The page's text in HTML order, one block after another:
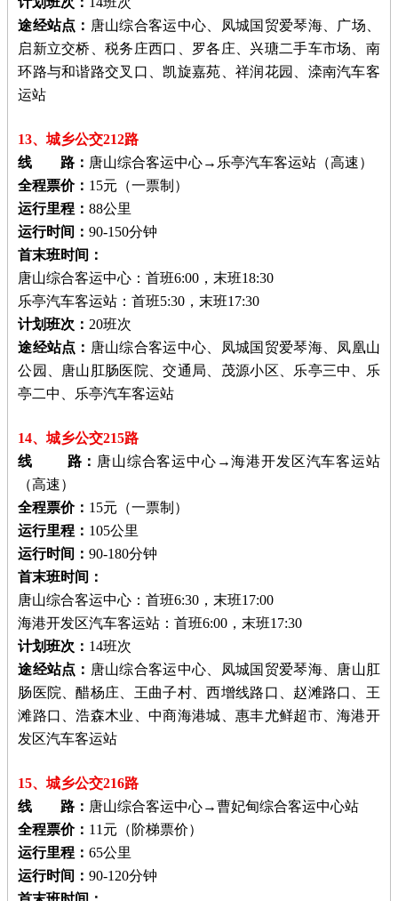
途经站点： 唐山综合客运中心、凤城国贸爱琴海、广场、
启新立交桥、税务庄西口、罗各庄、兴瑭二手车市场、南
环路与和谐路交叉口、凯旋嘉苑、祥润花园、滦南汽车客
运站
13、城乡公交212路
线 路： 唐山综合客运中心→乐亭汽车客运站（高速）
全程票价： 15元（一票制）
运行里程：88公里
运行时间：90-150分钟
首末班时间：
唐山综合客运中心：首班6:00，末班18:30
乐亭汽车客运站：首班5:30，末班17:30
计划班次：20班次
途经站点： 唐山综合客运中心、凤城国贸爱琴海、凤凰山
公园、唐山肛肠医院、交通局、茂源小区、乐亭三中、乐
亭二中、乐亭汽车客运站
14、城乡公交215路
线 路： 唐山综合客运中心→海港开发区汽车客运站
（高速）
全程票价： 15元（一票制）
运行里程： 105公里
运行时间：90-180分钟
首末班时间：
唐山综合客运中心：首班6:30，末班17:00
海港开发区汽车客运站：首班6:00，末班17:30
计划班次： 14班次
途经站点： 唐山综合客运中心、凤城国贸爱琴海、唐山肛
肠医院、醋杨庄、王曲子村、西增线路口、赵滩路口、王
滩路口、浩森木业、中商海港城、惠丰尤鲜超市、海港开
发区汽车客运站
15、城乡公交216路
线 路： 唐山综合客运中心→曹妃甸综合客运中心站
全程票价： 11元（阶梯票价）
运行里程：65公里
运行时间：90-120分钟